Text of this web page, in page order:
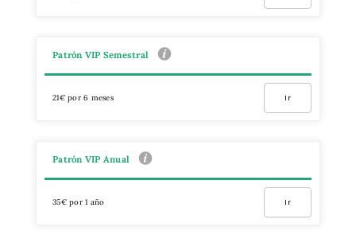
Patrón VIP Semestral
21€ por 6 meses Ir
Patrón VIP Anual
35€ por 1 año Ir